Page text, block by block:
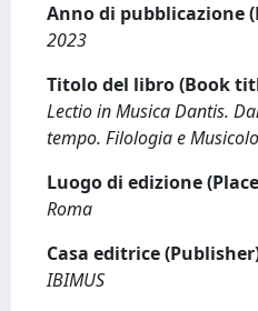
Anno di pubblicazione
2023
Titolo del libro (Book
Lectio in Musica Dantis.
tempo. Filologia e
Luogo di edizione
Roma
Casa editrice
IBIMUS